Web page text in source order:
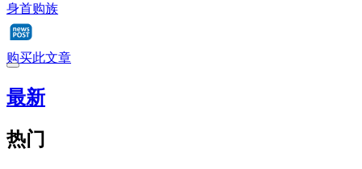
身首购族
购买此文章
最新
热门